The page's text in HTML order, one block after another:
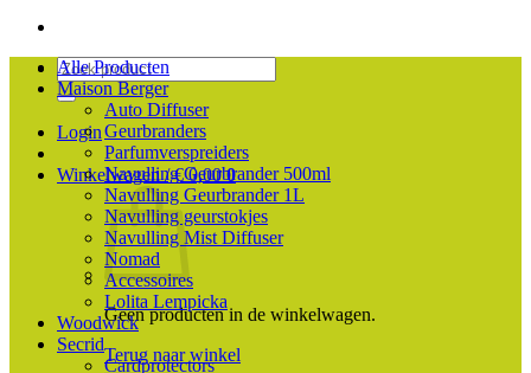
Zoeken
naar:
Login
Winkelwagen /€0,00 0
Geen producten in de winkelwagen.
Terug naar winkel
Alle Producten
Maison Berger
Auto Diffuser
Geurbranders
Parfumverspreiders
Navulling Geurbrander 500ml
Navulling Geurbrander 1L
Navulling geurstokjes
Navulling Mist Diffuser
Nomad
Accessoires
Lolita Lempicka
Woodwick
Secrid
Cardprotectors